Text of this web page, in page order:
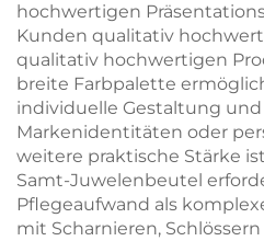
hochwertigen
Kunden qualitativ
qualitativ hochwertigen
breite Farbpalette
individuelle Gestaltung
Markenidentitäten oder
weitere praktische Stärke
Samt-Juwelenbeutel
Pflegeaufwand als
mit Scharnieren,